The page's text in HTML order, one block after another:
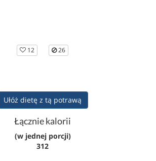
12 26
Ułóż dietę z tą potrawą
Łącznie kalorii
(w jednej porcji)
312